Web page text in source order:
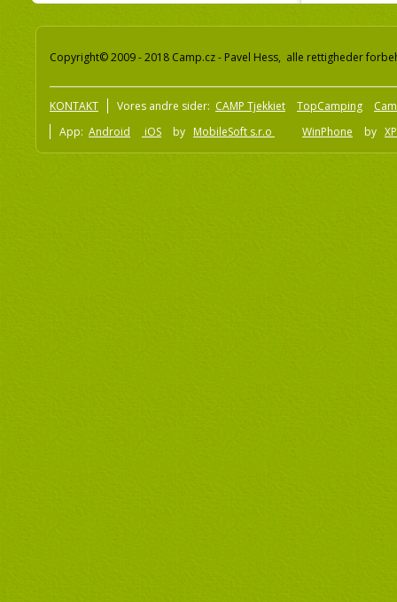
Copyright© 2009 - 2018 Camp.cz - Pavel Hess, alle rettigheder
KONTAKT Vores andre sider: CAMP Tjekkiet TopCamping
App: Android iOS by MobileSoft s.r.o WinPhone by